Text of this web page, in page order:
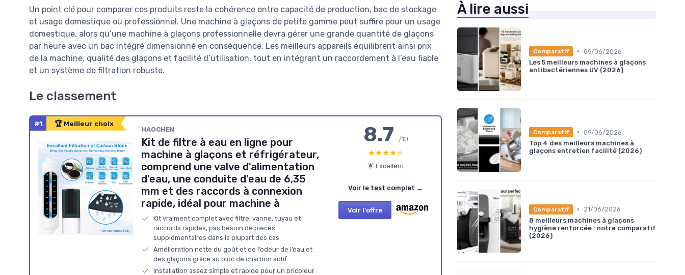
Un point clé pour comparer ces produits reste la cohérence entre capacité de production, bac de stockage
et usage domestique ou professionnel. Une machine à glaçons de petite gamme peut suffire pour un usage
domestique, alors qu’une machine à glaçons professionnelle devra gérer une grande quantité de glaçons
par heure avec un bac intégré dimensionné en conséquence. Les meilleurs appareils équilibrent ainsi prix
de la machine, qualité des glaçons et facilité d’utilisation, tout en intégrant un raccordement à l’eau fiable
et un système de filtration robuste.
Le classement
#1 🏆 Meilleur choix
HAOCHEN
Kit de filtre à eau en ligne pour
machine à glaçons et réfrigérateur,
comprend une valve d'alimentation
d'eau, une conduite d'eau de 6,35
mm et des raccords à connexion
rapide, idéal pour machine à
Kit vraiment complet avec filtre, vanne, tuyau et
raccords rapides, pas besoin de pièces
supplémentaires dans la plupart des cas
Amélioration nette du goût et de l’odeur de l’eau et
des glaçons grâce au bloc de charbon actif
Installation assez simple et rapide pour un bricoleur
8.7 /10
★★★★★
★★★★★
🌟 Excellent
Voir le test complet →
Voir l'offre
À lire aussi
Comparatif • 09/06/2026
Les 5 meilleurs machines à glaçons
antibactériennes UV (2026)
Comparatif • 09/06/2026
Top 4 des meilleurs machines à
glaçons entretien facilité (2026)
Comparatif •
21/06/2026
8 meilleurs machines à glaçons
hygiène renforcée : notre comparatif
(2026)